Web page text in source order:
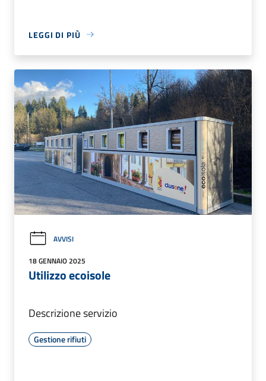
LEGGI DI PIÙ
AVVISI
18 GENNAIO 2025
Utilizzo ecoisole
Descrizione servizio
Gestione rifiuti